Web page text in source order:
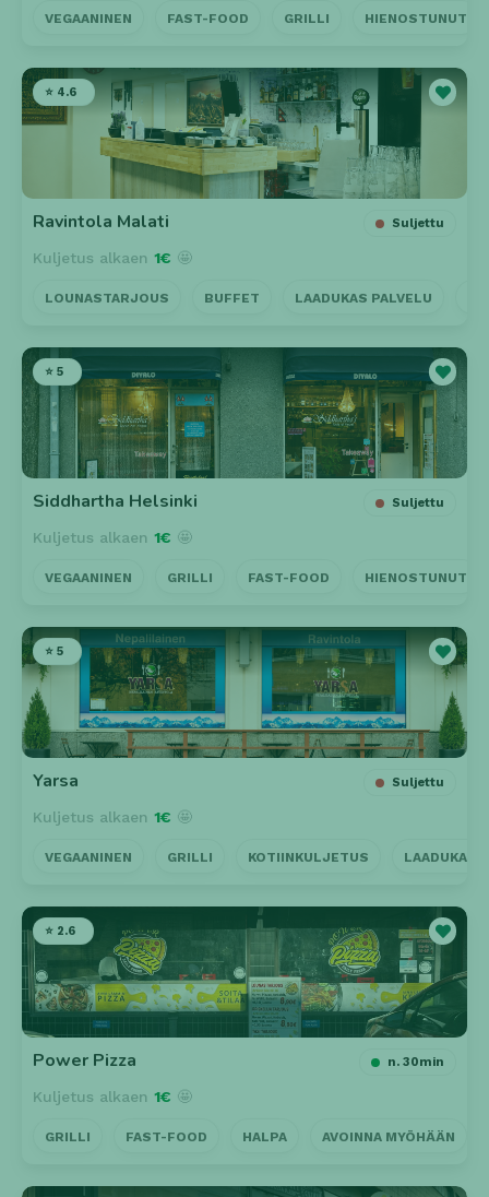
VEGAANINEN FAST-FOOD GRILLI HIENOSTUNUT
⭐ 4.6
Ravintola Malati Suljettu
Kuljetus alkaen 1€ 🤩
LOUNASTARJOUS BUFFET LAADUKAS PALVELU
⭐ 5
Siddhartha Helsinki Suljettu
Kuljetus alkaen 1€ 🤩
VEGAANINEN GRILLI FAST-FOOD HIENOSTUNUT
⭐ 5
Yarsa Suljettu
Kuljetus alkaen 1€ 🤩
VEGAANINEN GRILLI KOTIINKULJETUS LAADUKAS
⭐ 2.6
Power Pizza n. 30min
Kuljetus alkaen 1€ 🤩
GRILLI FAST-FOOD HALPA AVOINNA MYÖHÄÄN